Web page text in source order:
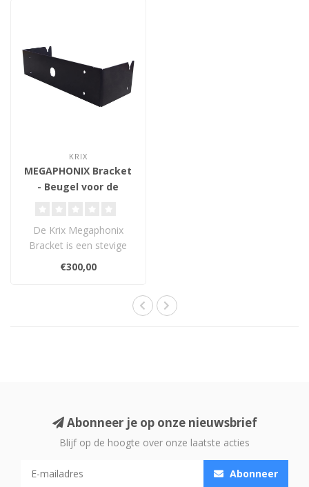
KRIX
MEGAPHONIX Bracket
- Beugel voor de
De Krix Megaphonix
Bracket is een stevige
Megaphonix Flat ..
€300,00
Abonneer je op onze nieuwsbrief
Blijf op de hoogte over onze laatste acties
Abonneer